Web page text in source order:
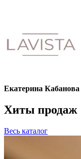
Екатерина Кабанова
Хиты продаж
Весь каталог